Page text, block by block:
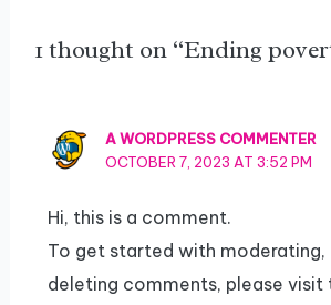
1 thought on “Ending
A WORDPRESS COMMENTER
OCTOBER 7, 2023 AT 3:52 PM
Hi, this is a comment.
To get started with moderating,
deleting comments, please visit